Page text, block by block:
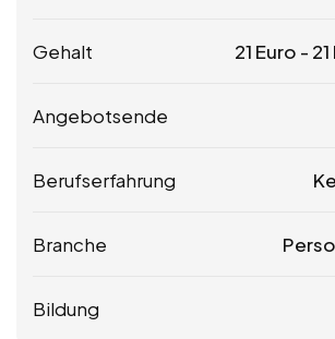
Gehalt 21 Euro - 21
Angebotsende
Berufserfahrung
Branche
Bildung